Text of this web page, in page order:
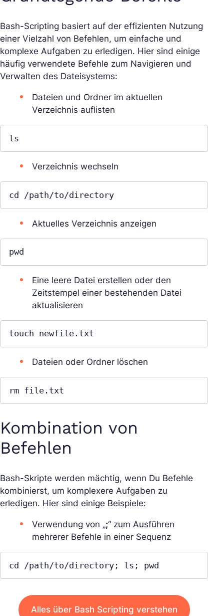
Bash-Scripting basiert auf der effizienten Nutzung
einer Vielzahl von Befehlen, um einfache und
komplexe Aufgaben zu erledigen. Hier sind einige
häufig verwendete Befehle zum Navigieren und
Verwalten des Dateisystems:
Dateien und Ordner im aktuellen
Verzeichnis auflisten
ls
Verzeichnis wechseln
cd /path/to/directory
Aktuelles Verzeichnis anzeigen
pwd
Eine leere Datei erstellen oder den
Zeitstempel einer bestehenden Datei
aktualisieren
touch newfile.txt
Dateien oder Ordner löschen
rm file.txt
Kombination von
Befehlen
Bash-Skripte werden mächtig, wenn Du Befehle
kombinierst, um komplexere Aufgaben zu
erledigen. Hier sind einige Beispiele:
Verwendung von „;“ zum Ausführen
mehrerer Befehle in einer Sequenz
cd /path/to/directory; ls; pwd
Alles über Bash Scripting verstehen